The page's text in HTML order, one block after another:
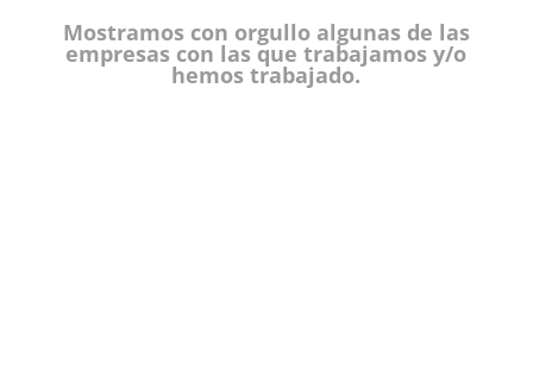
Mostramos con orgullo algunas de las
empresas con las que trabajamos y/o
hemos trabajado.